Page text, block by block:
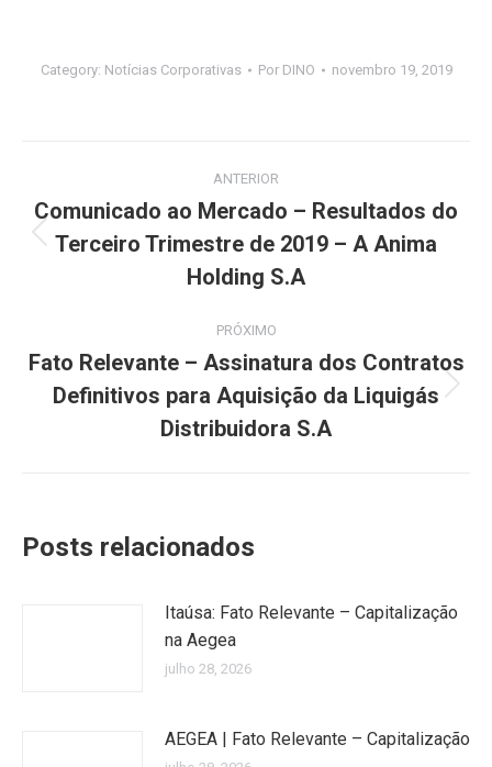
Category: Notícias Corporativas Por DINO novembro 19, 2019
de
post:
ANTERIOR
Post
anterior:
Comunicado ao Mercado – Resultados do
Terceiro Trimestre de 2019 – A Anima
Holding S.A
PRÓXIMO
Próximo
post:
Fato Relevante – Assinatura dos Contratos
Definitivos para Aquisição da Liquigás
Distribuidora S.A
Posts relacionados
Itaúsa: Fato Relevante – Capitalização
na Aegea
julho 28, 2026
AEGEA | Fato Relevante – Capitalização